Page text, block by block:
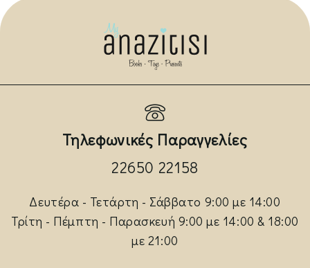
Τηλεφωνικές Παραγγελίες
22650 22158
Δευτέρα - Τετάρτη - Σάββατο 9:00 με 14:00
Τρίτη - Πέμπτη - Παρασκευή 9:00 με 14:00 & 18:00
με 21:00